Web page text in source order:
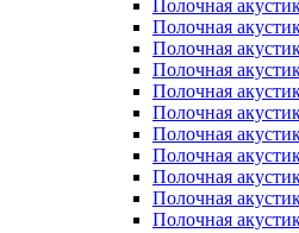
Полочная
Полочная
Полочная
Полочная
Полочная
Полочная
Полочная
Полочная
Полочная
Полочная
Полочная